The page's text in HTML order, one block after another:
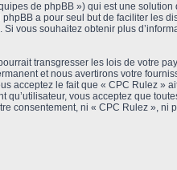
de phpBB ») qui est une solution
a pour seul but de faciliter les
vous souhaitez obtenir plus
transgresser les lois de votre
et nous avertirons votre
acceptez le fait que « CPC Rulez »
qu’utilisateur, vous acceptez que
consentement, ni « CPC Rulez », ni